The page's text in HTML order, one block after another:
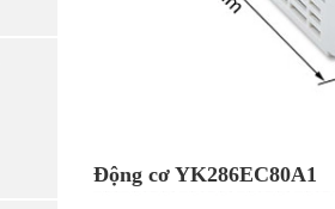
Động cơ YK286EC80A1